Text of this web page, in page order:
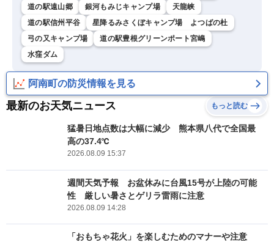
道の駅遠山郷
銀河もみじキャンプ場
天龍峡
道の駅信州平谷
星降るみさくぼキャンプ場 よつばの杜
弓の又キャンプ場
道の駅豊根グリーンポート宮嶋
水窪ダム
阿南町の防災情報を見る
最新のお天気ニュース もっと読む
猛暑日地点数は大幅に減少 熊本県八代で全国最
高の37.4℃
2026.08.09 15:37
週間天気予報 お盆休みに台風15号が上陸の可能
性 厳しい暑さとゲリラ雷雨に注意
2026.08.09 14:28
「おもちゃ花火」を楽しむためのマナーや注意